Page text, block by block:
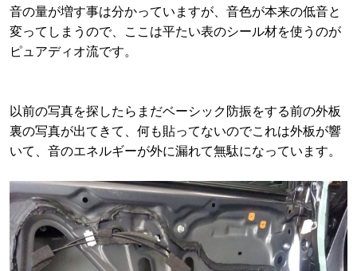
音の量が増す事は分かっていますが、音色が本来の低音と
変ってしまうので、ここは平たい表のシール材を使うのが
ピュアディオ流です。
以前の写真を探したらまだベーシック防振をする前の外板
裏の写真が出てきて、何も貼ってないのでこれは外板が響
いて、音のエネルギーが外に漏れて無駄になっています。